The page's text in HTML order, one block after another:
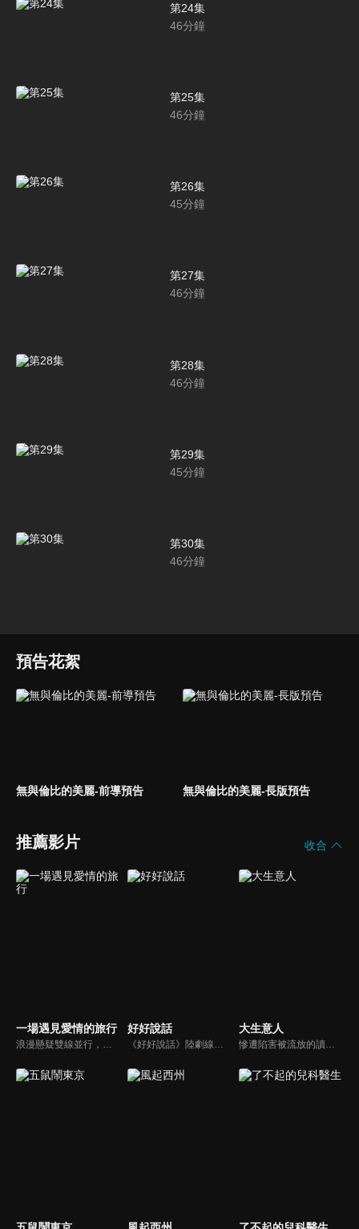
第24集
46分鐘
第25集
46分鐘
第26集
45分鐘
第27集
46分鐘
第28集
46分鐘
第29集
45分鐘
第30集
46分鐘
預告花絮
無與倫比的美麗-前導預告 無與倫比的美麗-長版預告
推薦影片 收合
一場遇見愛情的旅行
浪漫懸疑雙線並行，開啓一場遇愛之旅！該劇講述了熱血青年警察金小天（陳曉）和身負家仇的文藝女孩李心月（景甜），因爲一幅名爲《寶貝》的畫作而產生糾葛，並在命運的推動下共同踏上了一場浪漫而驚險的香格里拉之旅…
好好說話
《好好說話》陸劇線上看。節目主持人楊光，因為兒時心理陰影導致其無論在工作還是生活中，都拒絕與人真誠溝通。直到一檔火爆的新興節目取代了楊光的黃金檔時段。迫於壓力的他決定進行節目改版，從線上傾聽轉為線下調解，並瞄準能引起強烈社會熱度的糾紛事件進行調解，也使楊光第一次直面自身問題...
大生意人
慘遭陷害被流放的讀書人古平原以死謀生，在夾縫中借勢謀局，從行商開始進入商界，以票號站穩腳跟，以茶葉興業，靠鹽業立足，並以糧食惠及萬民。古平原與晉商、徽商、京商、鹽商、漕幫、洋商等各方勢力周旋對抗，最終創建了一個嶄新的商業帝國。